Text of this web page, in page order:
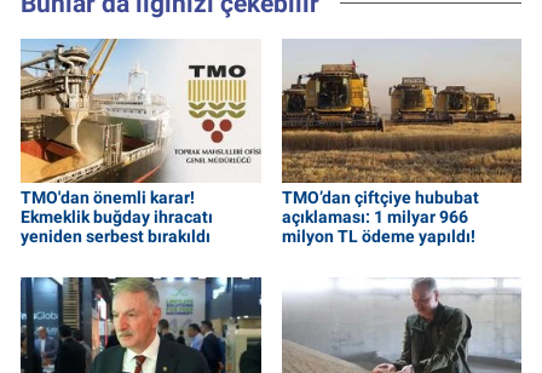
TMO'dan önemli karar!
Ekmeklik buğday ihracatı
yeniden serbest bırakıldı
TMO’dan çiftçiye hububat
açıklaması: 1 milyar 966
milyon TL ödeme yapıldı!